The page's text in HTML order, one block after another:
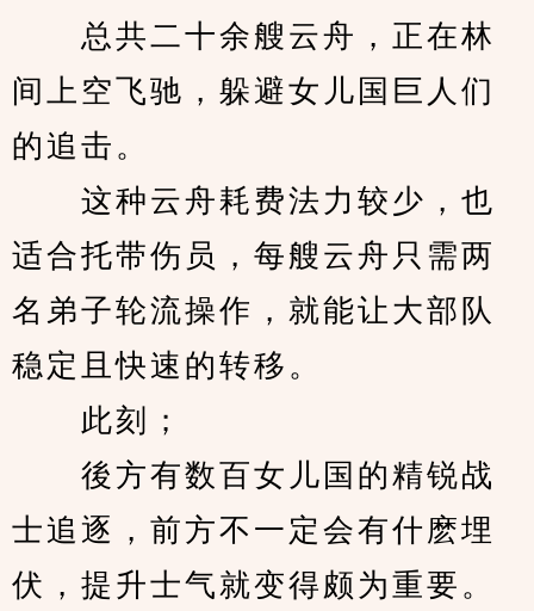
总共二十余艘云舟，正在林
间上空飞驰，躲避女儿国巨人们
的追击。
这种云舟耗费法力较少，也
适合托带伤员，每艘云舟只需两
名弟子轮流操作，就能让大部队
稳定且快速的转移。
此刻；
後方有数百女儿国的精锐战
士追逐，前方不一定会有什麽埋
伏，提升士气就变得颇为重要。